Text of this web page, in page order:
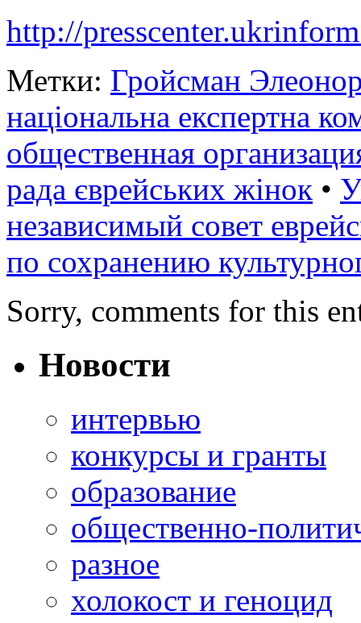
http://
Метки: Гройсман
національна експертна
общественная
рада єврейських жінок •
независимый совет
по сохранению
Sorry, comments for this
Новости
интервью
конкурсы и гранты
образование
общественно-
разное
холокост и геноцид